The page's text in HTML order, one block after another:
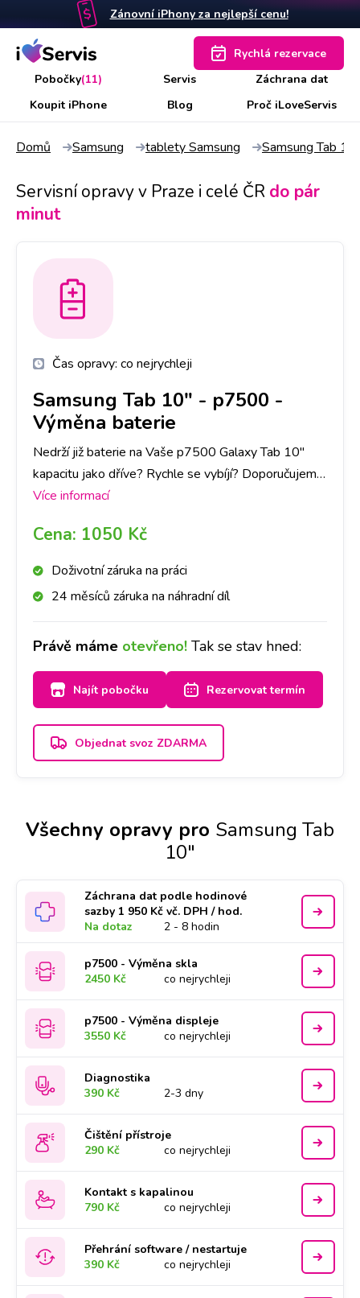
Zánovní iPhony za nejlepší cenu!
Pobočky(11) Servis
Záchrana dat
Koupit iPhone
Blog Proč iLoveServis
Rychlá rezervace
Domů Samsung tablety Samsung Samsung Tab 10"
Servisní opravy v Praze i celé ČR do pár
minut
Čas opravy: co nejrychleji
Samsung Tab 10" - p7500 -
Výměna baterie
Nedrží již baterie na Vaše p7500 Galaxy Tab 10"
kapacitu jako dříve? Rychle se vybíjí? Doporučujeme
si udělat rezervaci nebo zavolat na vybranou
přístroj a do půl hodiny Vám baterii vyměníme.
Více informací
Cena: 1050 Kč
Doživotní záruka na práci
24 měsíců záruka na náhradní díl
Právě máme otevřeno! Tak se stav hned:
Najít pobočku Rezervovat termín
Objednat svoz ZDARMA
Všechny opravy pro Samsung Tab
10"
Záchrana dat podle hodinové
sazby 1 950 Kč vč. DPH / hod.
Na dotaz
2 - 8 hodin
p7500 - Výměna skla
2450 Kč
co nejrychleji
p7500 - Výměna displeje
3550 Kč
co nejrychleji
Diagnostika
390 Kč
2-3 dny
Čištění přístroje
290 Kč
co nejrychleji
Kontakt s kapalinou
790 Kč
co nejrychleji
Přehrání software / nestartuje
390 Kč
co nejrychleji